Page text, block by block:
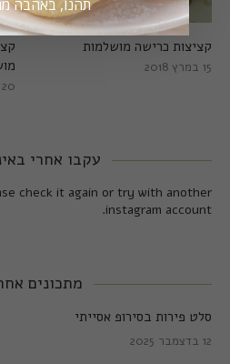
20 במרץ 2018
קציצות כרישה מושלמות
15 במרץ 2018
עקבו אחרי
check it again or try with another
instagram account.
מתכונים
סלט פירות בסירופ אסייתי
12 בדצמבר 2025
תהנו, באהבה